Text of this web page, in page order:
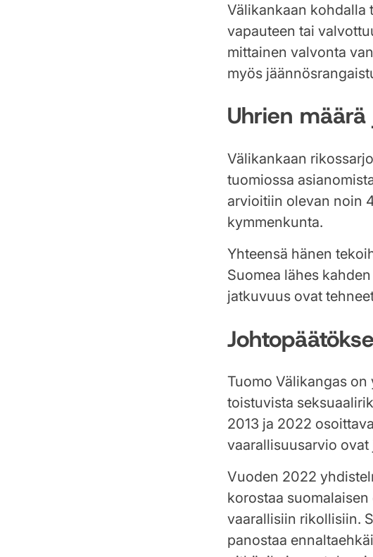
Välikankaan kohdalla
vapauteen tai
mittainen valvonta
myös
Uhrien
Välikankaan
tuomiossa
arvioitiin olevan noin
kymmenkunta.
Yhteensä hänen
Suomea lähes
jatkuvuus ovat
Tuomo Välikangas
toistuvista
2013 ja 2022
vaarallisuusarvio
Vuoden 2022
korostaa
vaarallisiin rikollisiin.
panostaa